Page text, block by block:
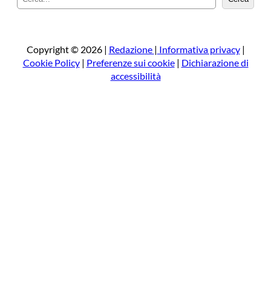
e
a
Copyright © 2026 | Redazione | Informativa privacy|
Cookie Policy| Preferenze sui cookie| Dichiarazione di
accessibilità